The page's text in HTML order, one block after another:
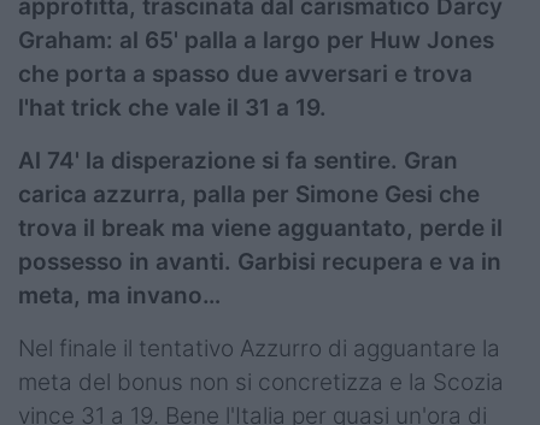
approfitta, trascinata dal carismatico Darcy
Graham: al 65' palla a largo per Huw Jones
che porta a spasso due avversari e trova
l'hat trick che vale il 31 a 19.
Al 74' la disperazione si fa sentire. Gran
carica azzurra, palla per Simone Gesi che
trova il break ma viene agguantato, perde il
possesso in avanti. Garbisi recupera e va in
meta, ma invano…
Nel finale il tentativo Azzurro di agguantare la
meta del bonus non si concretizza e la Scozia
vince 31 a 19. Bene l'Italia per quasi un'ora di